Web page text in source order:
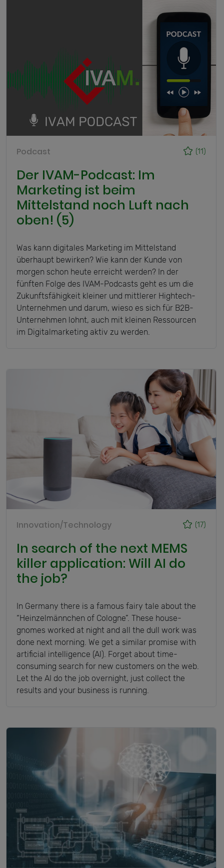
(11)
Podcast
Der IVAM-Podcast: Im
Marketing ist beim
Mittelstand noch Luft nach
oben! (5)
Was kann digitales Marketing im Mittelstand
überhaupt bewirken? Wie kann der Kunde von
morgen schon heute erreicht werden? In der
fünften Folge des IVAM-Podcasts geht es um die
Zukunftsfähigkeit kleiner und mittlerer Hightech-
Unternehmen und darum, wieso es sich für B2B-
Unternehmen lohnt, auch mit kleinen Ressourcen
im Digitalmarketing aktiv zu werden.
(17)
Innovation/Technology
In search of the next MEMS
killer application: Will AI do
the job?
In Germany there is a famous fairy tale about the
“Heinzelmännchen of Cologne”. These house-
gnomes worked at night and all the dull work was
done next morning. We get a similar promise with
artificial intelligence (AI). Forget about time-
consuming search for new customers on the web.
Let the AI do the job overnight, just collect the
results and your business is running.